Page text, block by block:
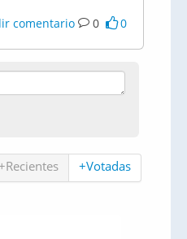
comentario 0 0
+Recientes +Votadas